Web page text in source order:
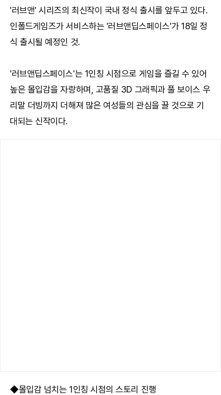
'러브앤' 시리즈의 최신작이 국내 정식 출시를 앞두고 있다.
인폴드게임즈가 서비스하는 '러브앤딥스페이스'가 18일 정
식 출시될 예정인 것.
'러브앤딥스페이스'는 1인칭 시점으로 게임을 즐길 수 있어
높은 몰입감을 자랑하며, 고품질 3D 그래픽과 풀 보이스 우
리말 더빙까지 더해져 많은 여성들의 관심을 끌 것으로 기
대되는 신작이다.
◆몰입감 넘치는 1인칭 시점의 스토리 진행